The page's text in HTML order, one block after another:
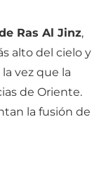
Ras Al Jinz,
alto del cielo y
vez que la
de Oriente.
la fusión de